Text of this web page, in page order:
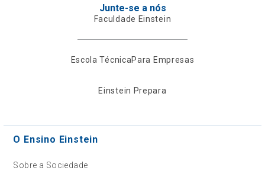
Junte-se a nós
Faculdade Einstein
Escola TécnicaPara Empresas
Einstein Prepara
O Ensino Einstein
Sobre a Sociedade